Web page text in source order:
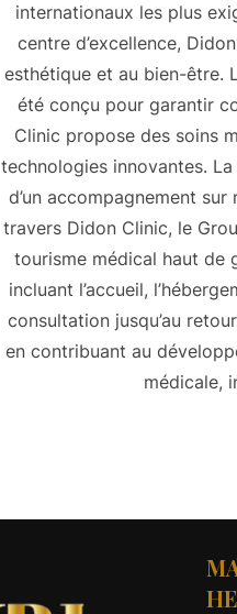
internationaux les plus
centre d’excellence,
esthétique et au bien-être.
été conçu pour garantir
Clinic propose des soins
technologies innovantes.
d’un accompagnement
travers Didon Clinic, le
tourisme médical haut de
incluant l’accueil,
consultation jusqu’au
en contribuant au
médicale,